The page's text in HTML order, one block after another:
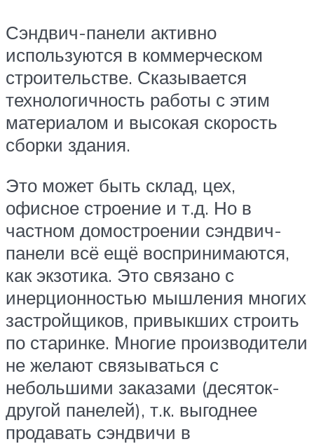
Сэндвич-панели активно
используются в коммерческом
строительстве. Сказывается
технологичность работы с этим
материалом и высокая скорость
сборки здания.
Это может быть склад, цех,
офисное строение и т.д. Но в
частном домостроении сэндвич-
панели всё ещё воспринимаются,
как экзотика. Это связано с
инерционностью мышления многих
застройщиков, привыкших строить
по старинке. Многие производители
не желают связываться с
небольшими заказами (десяток-
другой панелей), т.к. выгоднее
продавать сэндвичи в